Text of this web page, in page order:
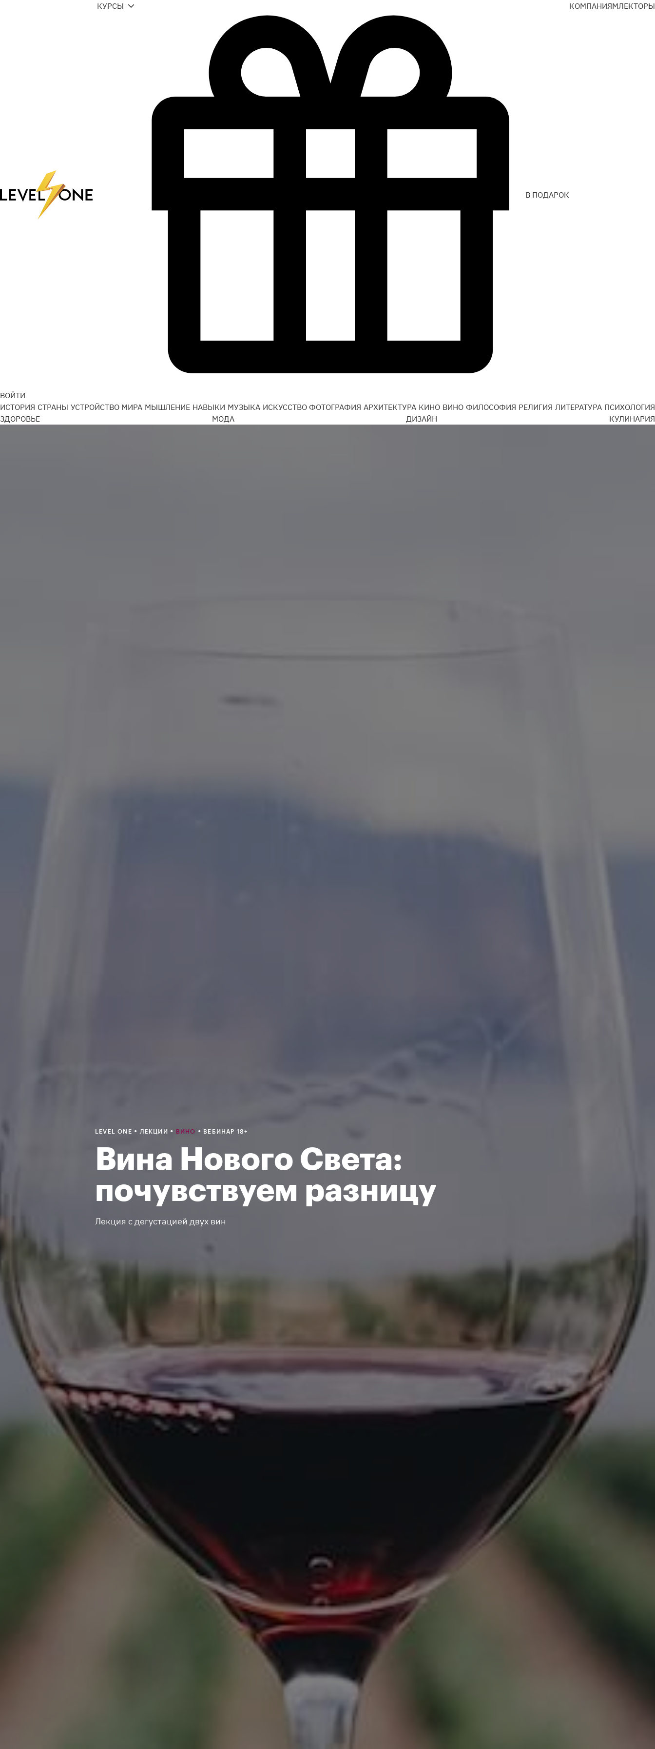
ВОЙТИ
КУРСЫ
В ПОДАРОК
КОМПАНИЯМЛЕКТОРЫ
ИСТОРИЯ СТРАНЫ УСТРОЙСТВО МИРА МЫШЛЕНИЕ НАВЫКИ МУЗЫКА ИСКУССТВО ФОТОГРАФИЯ АРХИТЕКТУРА КИНО ВИНО ФИЛОСОФИЯ РЕЛИГИЯ ЛИТЕРАТУРА ПСИХОЛОГИЯ
ЗДОРОВЬЕ
МОДА ДИЗАЙН КУЛИНАРИЯ
LEVEL ONE • ЛЕКЦИИ • ВИНО • ВЕБИНАР 18+
Вина Нового Света:
почувствуем разницу
Лекция с дегустацией двух вин